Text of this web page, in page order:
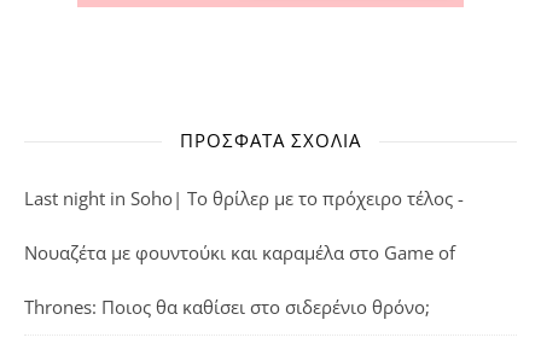
ΠΡΌΣΦΑΤΑ ΣΧΌΛΙΑ
Last night in Soho| Το θρίλερ με το πρόχειρο τέλος -
Νουαζέτα με φουντούκι και καραμέλα στο Game of
Thrones: Ποιος θα καθίσει στο σιδερένιο θρόνο;